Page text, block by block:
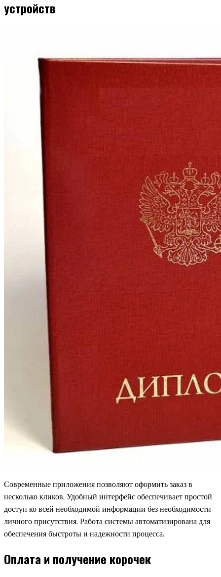
устройств
Современные приложения позволяют оформить заказ в
несколько кликов. Удобный интерфейс обеспечивает простой
доступ ко всей необходимой информации без необходимости
личного присутствия. Работа системы автоматизирована для
обеспечения быстроты и надежности процесса.
Оплата и получение корочек